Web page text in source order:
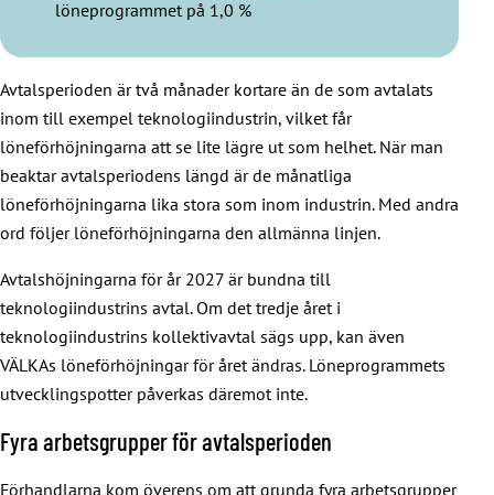
löneprogrammet på 1,0 %
Avtalsperioden är två månader kortare än de som avtalats
inom till exempel teknologiindustrin, vilket får
löneförhöjningarna att se lite lägre ut som helhet. När man
beaktar avtalsperiodens längd är de månatliga
löneförhöjningarna lika stora som inom industrin. Med andra
ord följer löneförhöjningarna den allmänna linjen.
Avtalshöjningarna för år 2027 är bundna till
teknologiindustrins avtal. Om det tredje året i
teknologiindustrins kollektivavtal sägs upp, kan även
VÄLKAs löneförhöjningar för året ändras. Löneprogrammets
utvecklingspotter påverkas däremot inte.
Fyra arbetsgrupper för avtalsperioden
Förhandlarna kom överens om att grunda fyra arbetsgrupper